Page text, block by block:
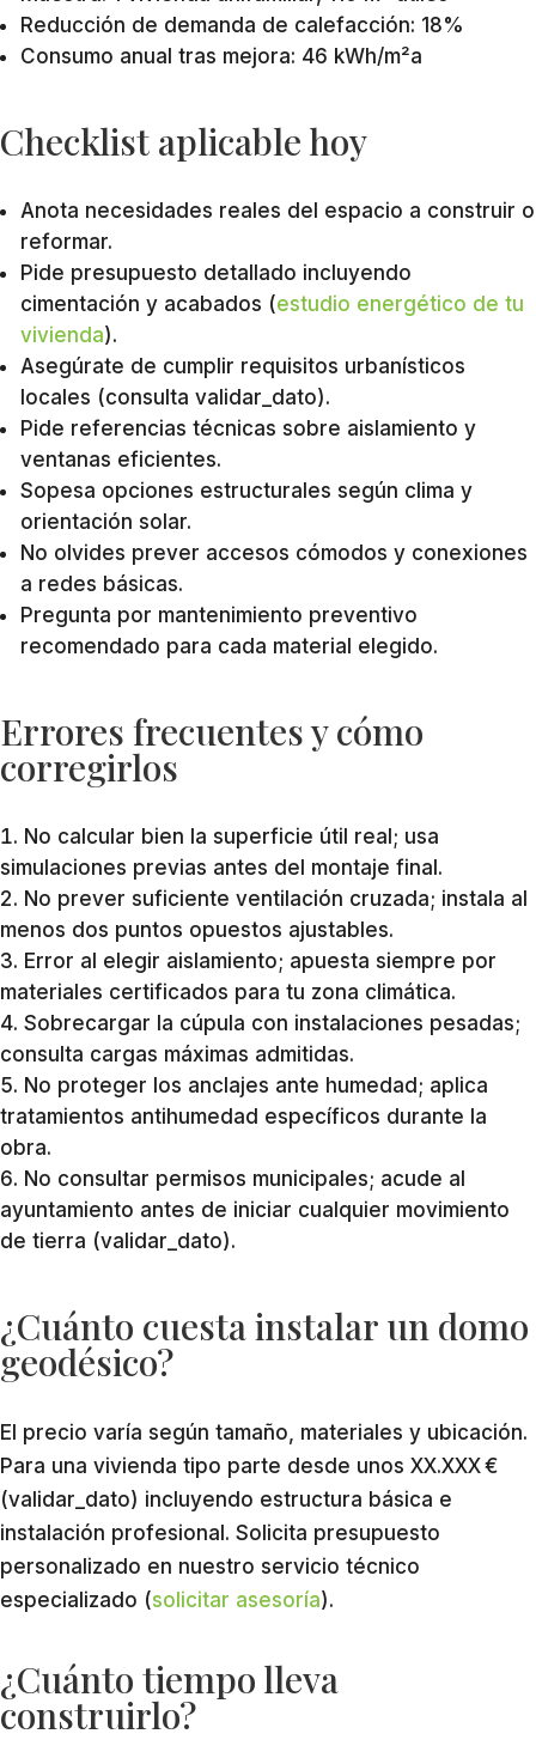
Reducción de demanda de calefacción: 18%
Consumo anual tras mejora: 46 kWh/m²a
Checklist aplicable hoy
Anota necesidades reales del espacio a construir o
reformar.
Pide presupuesto detallado incluyendo
cimentación y acabados (estudio energético de tu
vivienda).
Asegúrate de cumplir requisitos urbanísticos
locales (consulta validar_dato).
Pide referencias técnicas sobre aislamiento y
ventanas eficientes.
Sopesa opciones estructurales según clima y
orientación solar.
No olvides prever accesos cómodos y conexiones
a redes básicas.
Pregunta por mantenimiento preventivo
recomendado para cada material elegido.
Errores frecuentes y cómo
corregirlos
No calcular bien la superficie útil real; usa
simulaciones previas antes del montaje final.
No prever suficiente ventilación cruzada; instala al
menos dos puntos opuestos ajustables.
Error al elegir aislamiento; apuesta siempre por
materiales certificados para tu zona climática.
Sobrecargar la cúpula con instalaciones pesadas;
consulta cargas máximas admitidas.
No proteger los anclajes ante humedad; aplica
tratamientos antihumedad específicos durante la
obra.
No consultar permisos municipales; acude al
ayuntamiento antes de iniciar cualquier movimiento
de tierra (validar_dato).
¿Cuánto cuesta instalar un domo
geodésico?
El precio varía según tamaño, materiales y ubicación.
Para una vivienda tipo parte desde unos XX.XXX €
(validar_dato) incluyendo estructura básica e
instalación profesional. Solicita presupuesto
personalizado en nuestro servicio técnico
especializado (solicitar asesoría).
¿Cuánto tiempo lleva
construirlo?